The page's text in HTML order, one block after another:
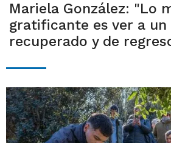
Mariela González: "Lo
gratificante es ver a un
recuperado y de